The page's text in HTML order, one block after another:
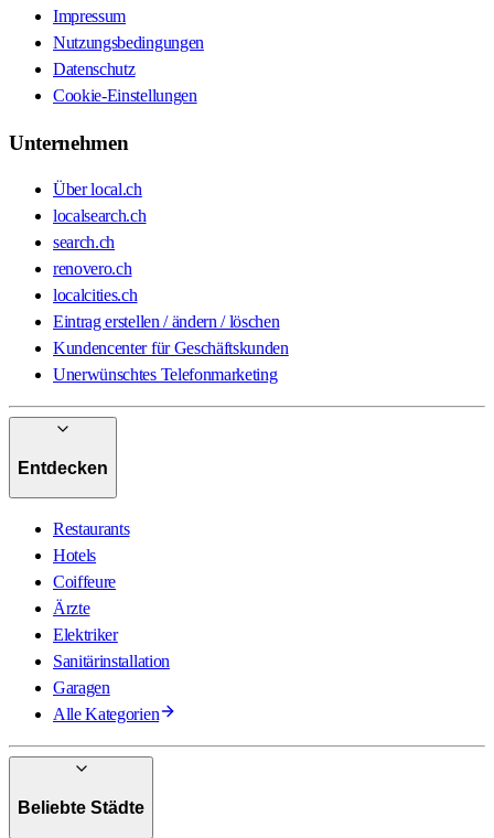
Impressum
Nutzungsbedingungen
Datenschutz
Cookie-Einstellungen
Unternehmen
Über local.ch
localsearch.ch
search.ch
renovero.ch
localcities.ch
Eintrag erstellen / ändern / löschen
Kundencenter für Geschäftskunden
Unerwünschtes Telefonmarketing
Entdecken
Restaurants
Hotels
Coiffeure
Ärzte
Elektriker
Sanitärinstallation
Garagen
Alle Kategorien
Beliebte Städte